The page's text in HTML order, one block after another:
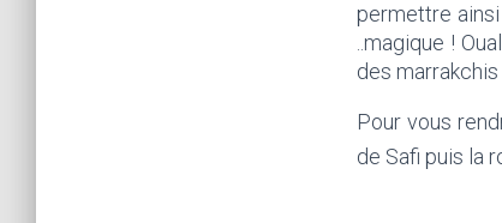
permettre
..magique !
des marrakchis
Pour vous
de Safi puis la